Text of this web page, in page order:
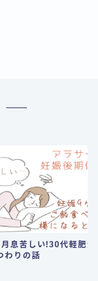
息苦しい!30代軽肥満
わりの話